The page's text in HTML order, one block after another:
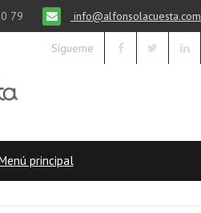
79 info@alfonsolacuesta.com
Sígueme
principal